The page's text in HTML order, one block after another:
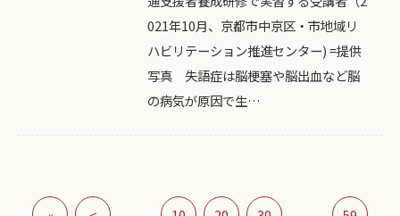
021年10月、京都市中京区・市地域リ
ハビリテーション推進センター) =提供
写真 失語症は脳梗塞や脳出血など脳
の病気が原因で生…